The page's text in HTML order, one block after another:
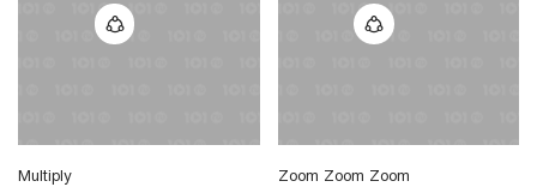
Multiply
Zoom Zoom Zoom